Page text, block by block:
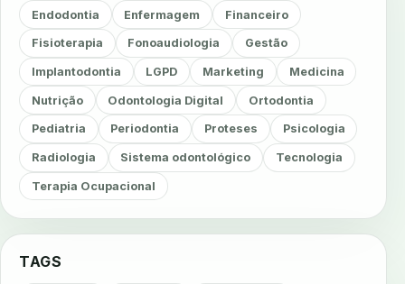
Endodontia Enfermagem Financeiro
Fisioterapia Fonoaudiologia Gestão
Implantodontia LGPD Marketing Medicina
Nutrição Odontologia Digital Ortodontia
Pediatria Periodontia Proteses Psicologia
Radiologia Sistema odontológico Tecnologia
Terapia Ocupacional
TAGS